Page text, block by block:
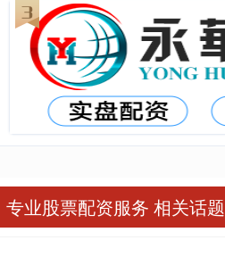
专业股票配资服务 相关话题